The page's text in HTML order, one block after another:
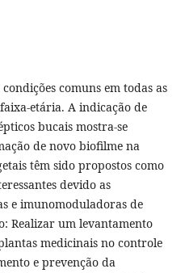
comuns em todas as
etária. A indicação de
bucais mostra-se
de novo biofilme na
têm sido propostos como
devido as
e imunomoduladoras de
Realizar um levantamento
medicinais no controle
e prevenção da